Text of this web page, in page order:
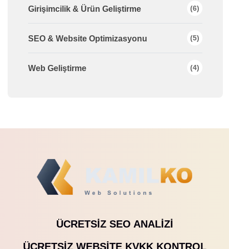
Girişimcilik & Ürün Geliştirme (6)
SEO & Website Optimizasyonu (5)
Web Geliştirme (4)
ÜCRETSIZ SEO ANALIZI
ÜCRETSIZ WEBSITE KVKK KONTROL